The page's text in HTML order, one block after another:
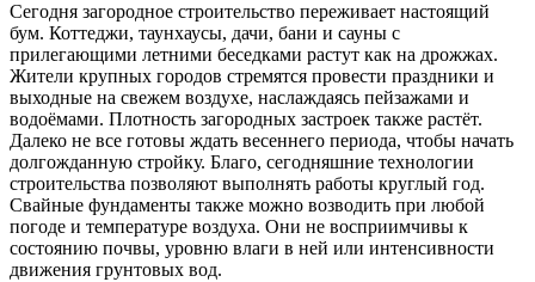
Сегодня загородное строительство переживает настоящий
бум. Коттеджи, таунхаусы, дачи, бани и сауны с
прилегающими летними беседками растут как на дрожжах.
Жители крупных городов стремятся провести праздники и
выходные на свежем воздухе, наслаждаясь пейзажами и
водоёмами. Плотность загородных застроек также растёт.
Далеко не все готовы ждать весеннего периода, чтобы начать
долгожданную стройку. Благо, сегодняшние технологии
строительства позволяют выполнять работы круглый год.
Свайные фундаменты также можно возводить при любой
погоде и температуре воздуха. Они не восприимчивы к
состоянию почвы, уровню влаги в ней или интенсивности
движения грунтовых вод.